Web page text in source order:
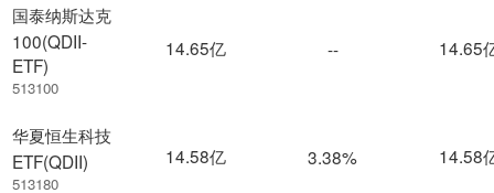
国泰纳斯达克
100(QDII-
ETF)
513100
华夏恒生科技
ETF(QDII)
513180
14.65亿 -- 14.65
14.58亿 3.38% 14.58